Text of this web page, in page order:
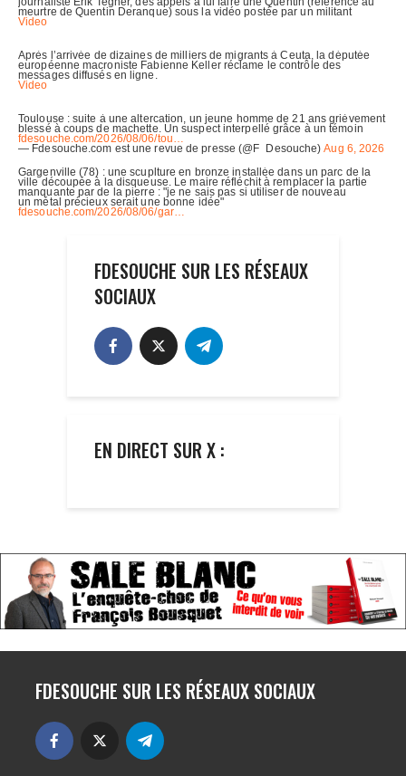
FDESOUCHE SUR LES RÉSEAUX
SOCIAUX
EN DIRECT SUR X :
FDESOUCHE SUR LES RÉSEAUX SOCIAUX